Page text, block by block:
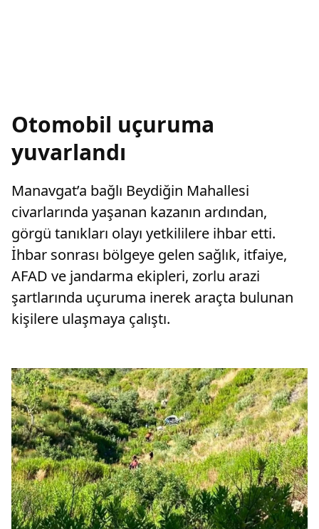
Otomobil uçuruma
yuvarlandı
Manavgat’a bağlı Beydiğin Mahallesi
civarlarında yaşanan kazanın ardından,
görgü tanıkları olayı yetkililere ihbar etti.
İhbar sonrası bölgeye gelen sağlık, itfaiye,
AFAD ve jandarma ekipleri, zorlu arazi
şartlarında uçuruma inerek araçta bulunan
kişilere ulaşmaya çalıştı.